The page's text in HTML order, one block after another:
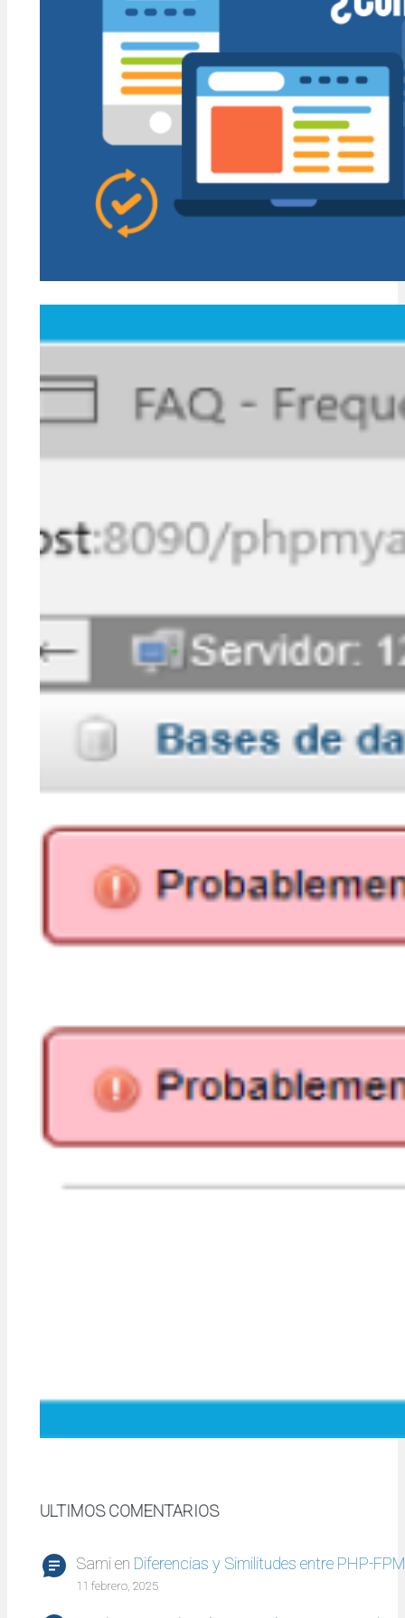
ULTIMOS COMENTARIOS
Samien Diferencias y Similitudes entre PHP-
11 febrero, 2025